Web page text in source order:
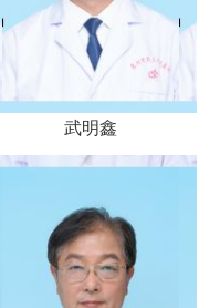
武明鑫